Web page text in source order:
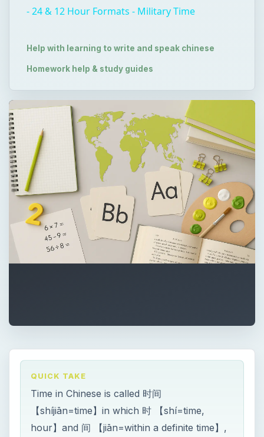
- 24 & 12 Hour Formats - Military Time
Help with learning to write and speak chinese
Homework help & study guides
QUICK TAKE
Time in Chinese is called 时间
【shíjiān=time】in which 时 【shí=time,
hour】and 间 【jiān=within a definite time】,